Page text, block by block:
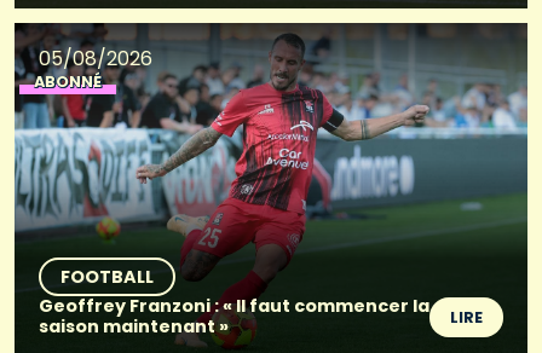
05/08/2026
ABONNÉ
FOOTBALL
Geoffrey Franzoni : « Il faut commencer la
saison maintenant »
LIRE